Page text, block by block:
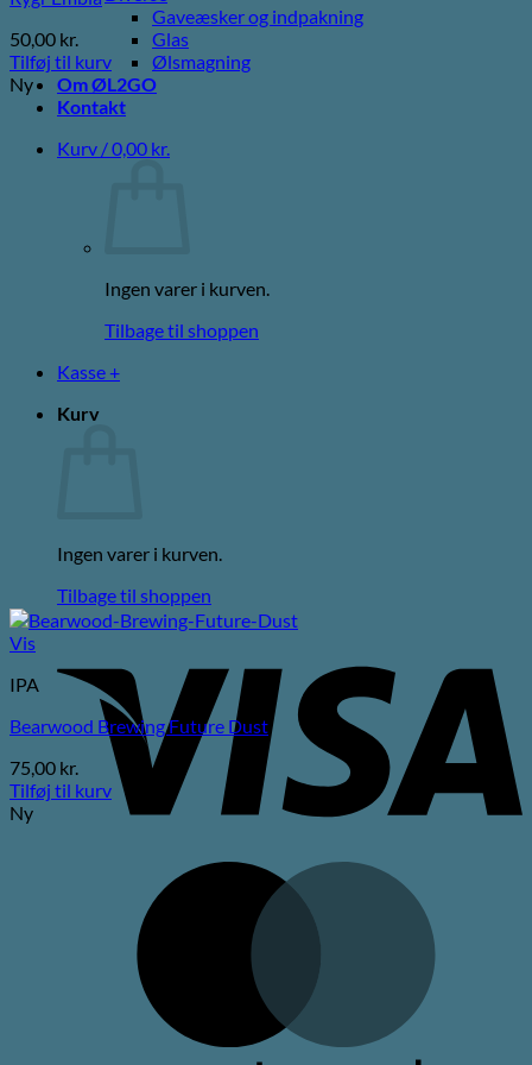
Gaveæsker og indpakning
Glas
Ølsmagning
Om ØL2GO
Kontakt
Kurv /0,00 kr.
Ingen varer i kurven.
Tilbage til shoppen
Kasse +
Kurv
Ingen varer i kurven.
Tilbage til shoppen
50,00 kr.
Tilføj til kurv
Ny
Vis
IPA
Bearwood Brewing Future Dust
75,00 kr.
Tilføj til kurv
Ny